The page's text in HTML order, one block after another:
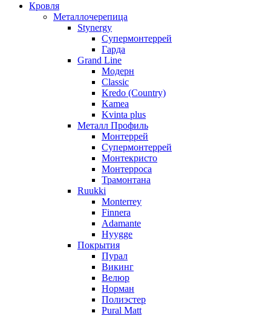
Кровля
Металлочерепица
Stynergy
Супермонтеррей
Гарда
Grand Line
Модерн
Classic
Kredo (Country)
Kamea
Kvinta plus
Металл Профиль
Монтеррей
Супермонтеррей
Монтекристо
Монтерроса
Трамонтана
Ruukki
Monterrey
Finnera
Adamante
Hyygge
Покрытия
Пурал
Викинг
Велюр
Норман
Полиэстер
Pural Matt